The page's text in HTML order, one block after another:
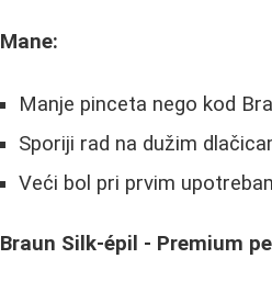
Mane:
Manje pinceta nego kod
Sporiji rad na dužim
Veći bol pri prvim
Braun Silk-épil - Premium